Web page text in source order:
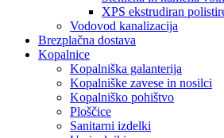
XPS ekstrudiran
Vodovod kanalizacija
Brezplačna dostava
Kopalnice
Kopalniška galanterija
Kopalniške zavese in nosilci
Kopalniško pohištvo
Ploščice
Sanitarni izdelki